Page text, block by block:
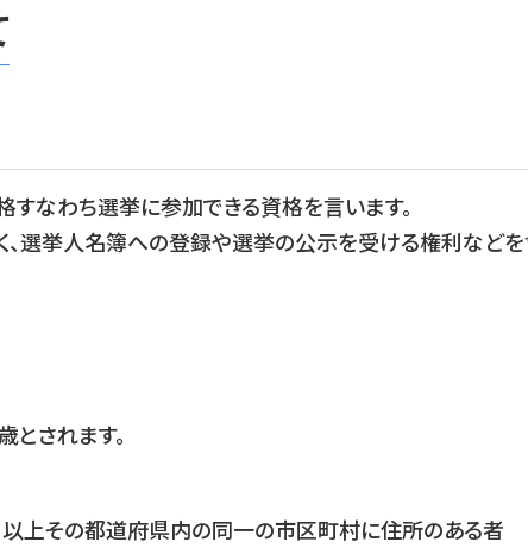
なわち選挙に参加できる資格を言います。
選挙人名簿への登録や選挙の公示を受ける権利などを
されます。
上その都道府県内の同一の市区町村に住所のある者